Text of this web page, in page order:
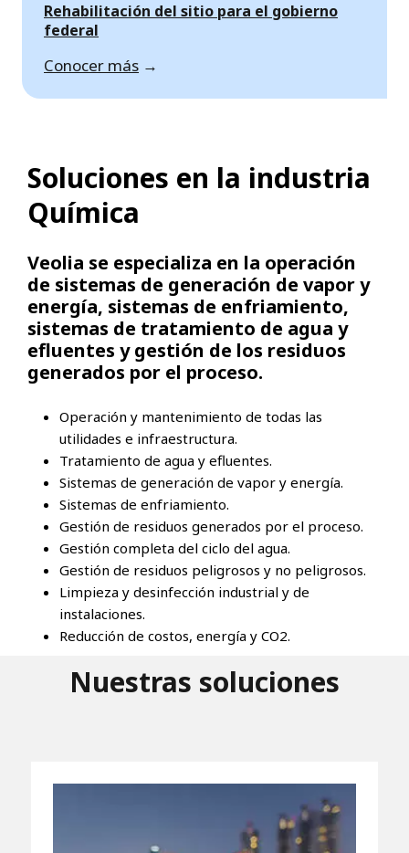
Rehabilitación del sitio para el gobierno
federal
Conocer más →
Soluciones en la industria
Química
Veolia se especializa en la operación
de sistemas de generación de vapor y
energía, sistemas de enfriamiento,
sistemas de tratamiento de agua y
efluentes y gestión de los residuos
generados por el proceso.
Operación y mantenimiento de todas las
utilidades e infraestructura.
Tratamiento de agua y efluentes.
Sistemas de generación de vapor y energía.
Sistemas de enfriamiento.
Gestión de residuos generados por el proceso.
Gestión completa del ciclo del agua.
Gestión de residuos peligrosos y no peligrosos.
Limpieza y desinfección industrial y de
instalaciones.
Reducción de costos, energía y CO2.
Nuestras soluciones